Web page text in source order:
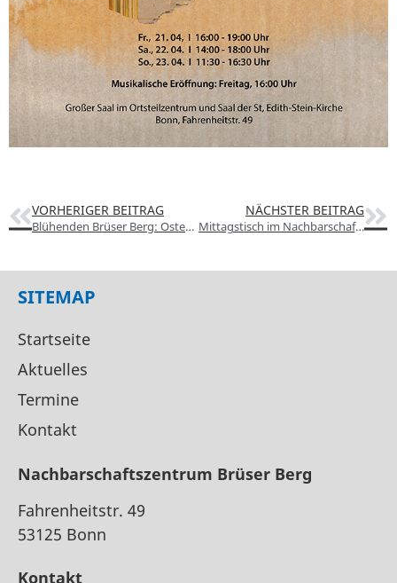
VORHERIGER BEITRAG
Blühenden Brüser Berg: Osteraktion am 13.04. ab 16:00 Uhr
NÄCHSTER BEITRAG
Mittagstisch im Nachbarschaftszentrum
SITEMAP
Startseite
Aktuelles
Termine
Kontakt
Nachbarschaftszentrum Brüser Berg
Fahrenheitstr. 49
53125 Bonn
Kontakt